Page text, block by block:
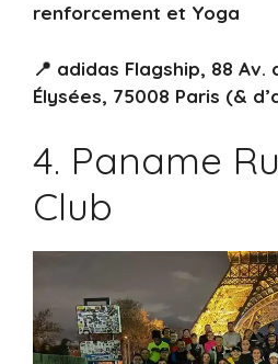
renforcement et Yoga
📍 adidas Flagship, 88 Av.
Élysées, 75008 Paris (&
4. Paname
Club